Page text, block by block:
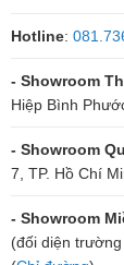
Hotline:
- Showroom
Hiệp Bình
- Showroom
7, TP. Hồ Chí
- Showroom
(đối diện